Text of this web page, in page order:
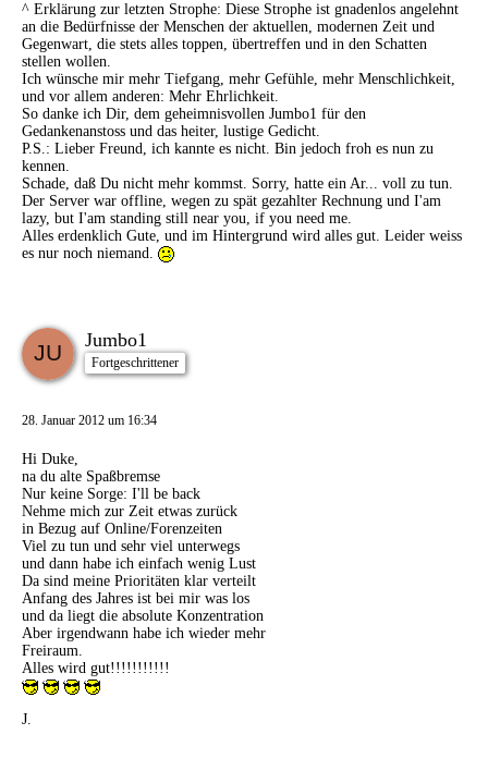
^ Erklärung zur letzten Strophe: Diese Strophe ist gnadenlos angelehnt
an die Bedürfnisse der Menschen der aktuellen, modernen Zeit und
Gegenwart, die stets alles toppen, übertreffen und in den Schatten
stellen wollen.
Ich wünsche mir mehr Tiefgang, mehr Gefühle, mehr Menschlichkeit,
und vor allem anderen: Mehr Ehrlichkeit.
So danke ich Dir, dem geheimnisvollen Jumbo1 für den
Gedankenanstoss und das heiter, lustige Gedicht.
P.S.: Lieber Freund, ich kannte es nicht. Bin jedoch froh es nun zu
kennen.
Schade, daß Du nicht mehr kommst. Sorry, hatte ein Ar... voll zu tun.
Der Server war offline, wegen zu spät gezahlter Rechnung und I'am
lazy, but I'am standing still near you, if you need me.
Alles erdenklich Gute, und im Hintergrund wird alles gut. Leider weiss
es nur noch niemand.
Jumbo1
Fortgeschrittener
28. Januar 2012 um 16:34
Hi Duke,
na du alte Spaßbremse
Nur keine Sorge: I'll be back
Nehme mich zur Zeit etwas zurück
in Bezug auf Online/Forenzeiten
Viel zu tun und sehr viel unterwegs
und dann habe ich einfach wenig Lust
Da sind meine Prioritäten klar verteilt
Anfang des Jahres ist bei mir was los
und da liegt die absolute Konzentration
Aber irgendwann habe ich wieder mehr
Freiraum.
Alles wird gut!!!!!!!!!!!
J.